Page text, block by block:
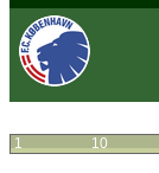
1 10